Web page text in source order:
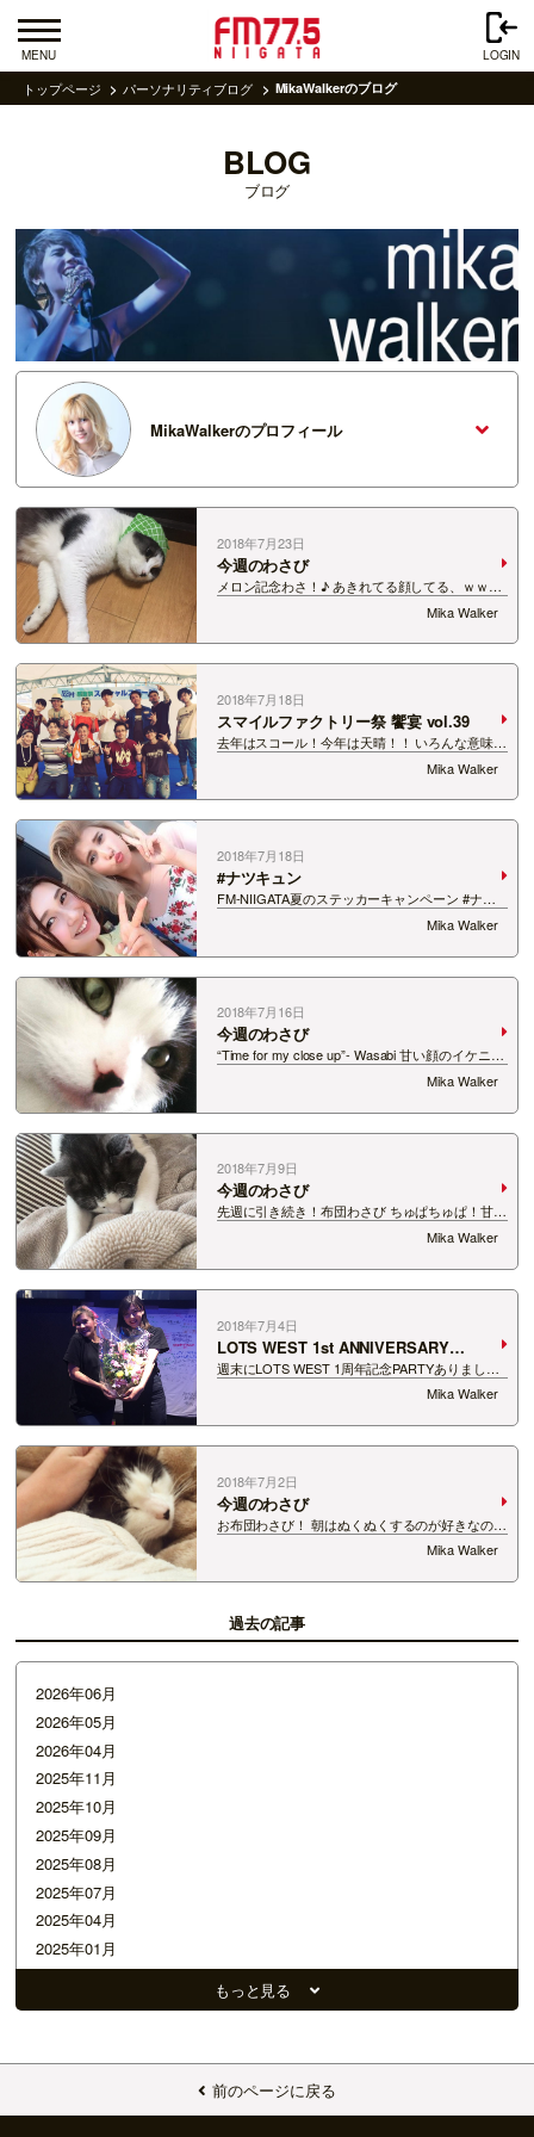
MENU LOGIN
トップページ パーソナリティブログ MikaWalkerのブログ
BLOG
ブログ
MikaWalkerのプロフィール
2018年7月23日
今週のわさび
メロン記念わさ！♪ あきれてる顔してる、ｗｗｗ
「ねぇ～、なんでかぶせるの？」 「帽子ぐ
らい自分でとれるし・・・」＊ドヤ＊ …
Mika Walker
2018年7月18日
スマイルファクトリー祭 饗宴 vol.39
去年はスコール！今年は天晴！！ いろんな意味で
暑い一日でした！！ 新潟ふるさと村 27周年感謝
祭 ２日目 落合みつをプロデュース、 「スマイル
ファクトリー祭響宴きょうえんVol.39」 でミニラ
イブとMCをしました！！ …
Mika Walker
2018年7月18日
#ナツキュン
FM-NIIGATA夏のステッカーキャンペーン #ナツ
キュン 第２弾！ ＠きらめきDAMZワールドin柏
崎駐車場！ かわいいかわいいしいなたんと一
緒！！キュンキュン！ 頑張ってガーリーな服で行
きました！ ガ…
Mika Walker
2018年7月16日
今週のわさび
“Time for my close up”- Wasabi 甘い顔のイケニャ
Mika Walker
2018年7月9日
今週のわさび
先週に引き続き！布団わさび ちゅぱちゅぱ！甘え
んぼ～ず！ 毎朝ちゅぱちゅぱもみもみしてる！
ママメロメロ！！わさにゃんかわにゃん！ love
Mika xoxo
Mika Walker
2018年7月4日
LOTS WEST 1st ANNIVERSARY
PARTY!!
週末にLOTS WEST 1周年記念PARTYありまし
た。 祝ってくれた皆さんありがとうございま
す！！ 本当に最高な2日間でした！！！ タルト
とケーキ最高に美味しかった！！ シャンパンも
いっぱ…
Mika Walker
2018年7月2日
今週のわさび
お布団わさび！ 朝はぬくぬくするのが好きなの！
毎朝腕枕しにくる。でも足元もすき！！ でも、ど
ですね #しくしく love Mika xoxo
Mika Walker
過去の記事
2026年06月
2026年05月
2026年04月
2025年11月
2025年10月
2025年09月
2025年08月
2025年07月
2025年04月
2025年01月
2024年12月
2024年08月
2024年06月
もっと見る
前のページに戻る